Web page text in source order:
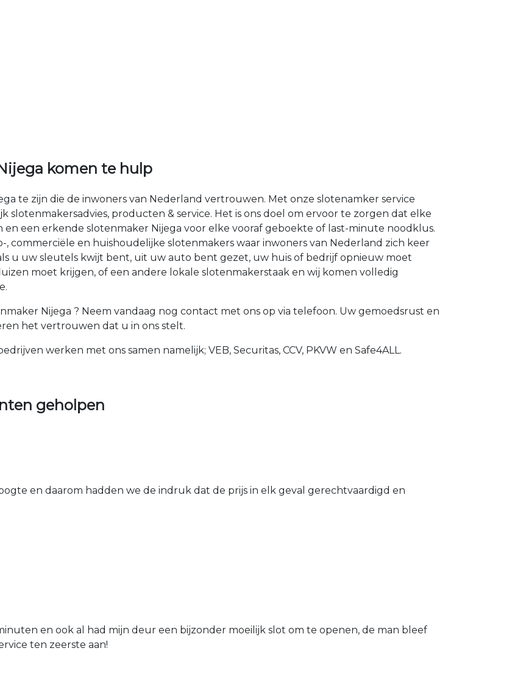
komen te hulp
te zijn die de inwoners van Nederland vertrouwen. Met onze slotenamker service
slotenmakersadvies, producten & service. Het is ons doel om ervoor te zorgen dat elke
een erkende slotenmaker Nijega voor elke vooraf geboekte of last-minute noodklus.
, commerciële en huishoudelijke slotenmakers waar inwoners van Nederland zich keer
u uw sleutels kwijt bent, uit uw auto bent gezet, uw huis of bedrijf opnieuw moet
moet krijgen, of een andere lokale slotenmakerstaak en wij komen volledig
Nijega ? Neem vandaag nog contact met ons op via telefoon. Uw gemoedsrust en
het vertrouwen dat u in ons stelt.
werken met ons samen namelijk; VEB, Securitas, CCV, PKVW en Safe4ALL.
geholpen
en daarom hadden we de indruk dat de prijs in elk geval gerechtvaardigd en
en ook al had mijn deur een bijzonder moeilijk slot om te openen, de man bleef
ten zeerste aan!